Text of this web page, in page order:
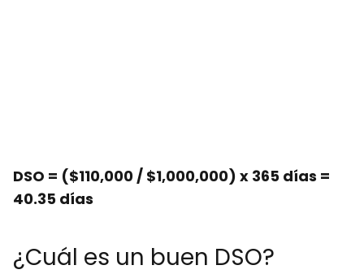
DSO = ($110,000 / $1,000,000) x 365 días =
40.35 días
¿Cuál es un buen DSO?